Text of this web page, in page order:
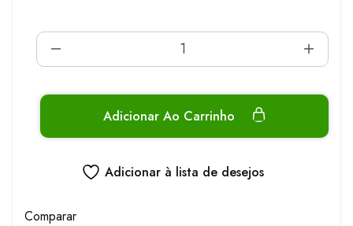
Adicionar Ao Carrinho
Adicionar à lista de desejos
Comparar